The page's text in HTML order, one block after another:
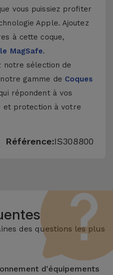
vous puissiez profiter
Apple. Ajoutez
à cette coque,
MagSafe.
notre sélection de
gamme de Coques
répondent à vos
et protection à votre
Référence:IS308800
des questions les plus
d'équipements